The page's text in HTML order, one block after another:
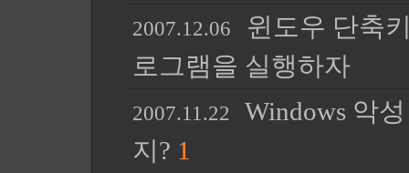
2007.12.06
윈도우 단축
로그램을 실행하자
2007.11.22
Windows 악
지? 1